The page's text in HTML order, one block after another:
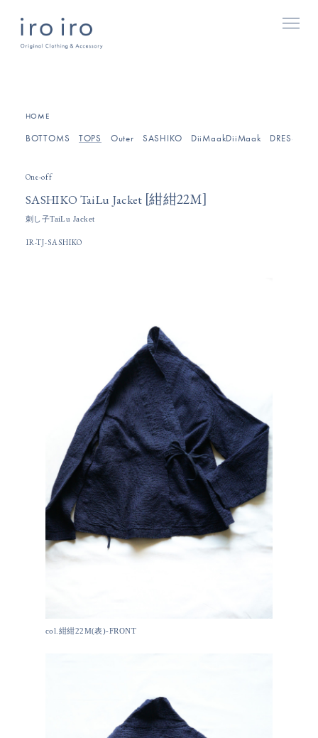
HOME
BOTTOMS TOPS Outer SASHIKO DiiMaakDiiMaak DRESSES/
One-off
SASHIKO TaiLu Jacket [紺紺22M]
刺し子TaiLu Jacket
IR-TJ-SASHIKO
col.紺紺22M(表)-FRONT